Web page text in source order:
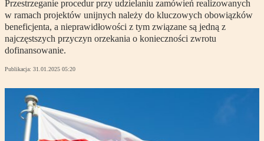
Przestrzeganie procedur przy udzielaniu zamówień realizowanych
w ramach projektów unijnych należy do kluczowych obowiązków
beneficjenta, a nieprawidłowości z tym związane są jedną z
najczęstszych przyczyn orzekania o konieczności zwrotu
dofinansowanie.
Publikacja: 31.01.2025 05:20